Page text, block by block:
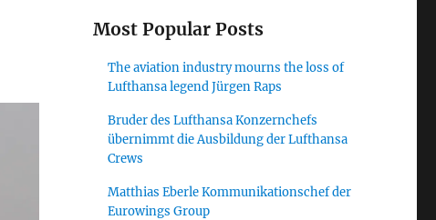
Most Popular Posts
The aviation industry mourns the loss of
Lufthansa legend Jürgen Raps
Bruder des Lufthansa Konzernchefs
übernimmt die Ausbildung der Lufthansa
Crews
Matthias Eberle Kommunikationschef der
Eurowings Group